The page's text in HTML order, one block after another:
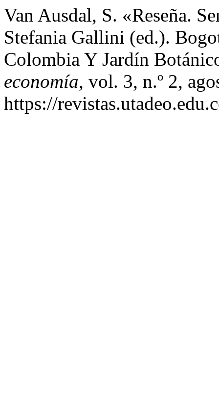
Van Ausdal, S. «Reseña.
Stefania Gallini (ed.).
Colombia Y Jardín
economía, vol. 3, n.º 2,
https://